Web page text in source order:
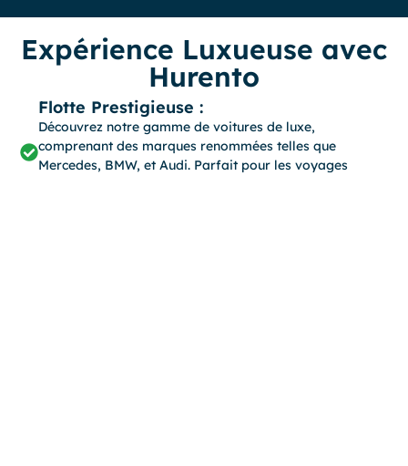
Expérience Luxueuse avec
Hurento
Flotte Prestigieuse :
Découvrez notre gamme de voitures de luxe,
comprenant des marques renommées telles que
Mercedes, BMW, et Audi. Parfait pour les voyages